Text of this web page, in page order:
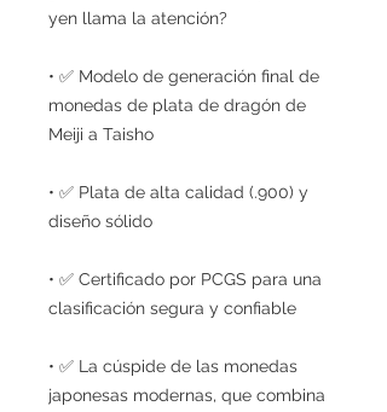
yen llama la atención?
• ✅ Modelo de generación final de
monedas de plata de dragón de
Meiji a Taisho
• ✅ Plata de alta calidad (.900) y
diseño sólido
• ✅ Certificado por PCGS para una
clasificación segura y confiable
• ✅ La cúspide de las monedas
japonesas modernas, que combina